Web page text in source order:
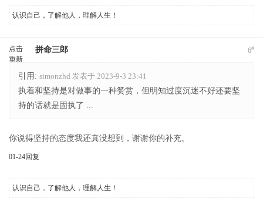
认识自己，了解他人，理解人生！
点击
重新
6#
拼命三郎
引用: simonzhd 发表于 2023-9-3 23:41
执着和坚持是对做事的一种赞赏，但明知过度沉迷不好还要坚
持的话就是固执了 ...
你说得坚持的态度我还真没想到，谢谢你的补充。
01-24回复
认识自己，了解他人，理解人生！